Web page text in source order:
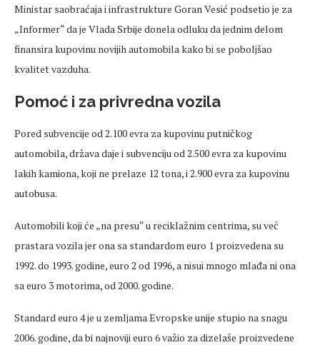
Ministar saobraćaja i infrastrukture Goran Vesić podsetio je za
„Informer“ da je Vlada Srbije donela odluku da jednim delom
finansira kupovinu novijih automobila kako bi se poboljšao
kvalitet vazduha.
Pomoć i za privredna vozila
Pored subvencije od 2.100 evra za kupovinu putničkog
automobila, država daje i subvenciju od 2.500 evra za kupovinu
lakih kamiona, koji ne prelaze 12 tona, i 2.900 evra za kupovinu
autobusa.
Automobili koji će „na presu“ u reciklažnim centrima, su već
prastara vozila jer ona sa standardom euro 1 proizvedena su
1992. do 1993. godine, euro 2 od 1996, a nisui mnogo mlađa ni ona
sa euro 3 motorima, od 2000. godine.
Standard euro 4 je u zemljama Evropske unije stupio na snagu
2006. godine, da bi najnoviji euro 6 važio za dizelaše proizvedene